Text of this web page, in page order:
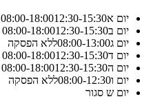
יום א 08:00-18:0012:30-15:30
יום ב
08:00-18:0012:30-15:30
יום ג
08:00-13:00
ללא הפסקה
יום ד
08:00-18:0012:30-15:30
יום ה
08:00-18:0012:30-15:30
יום ו
08:00-12:30
ללא הפסקה
יום ש סגור